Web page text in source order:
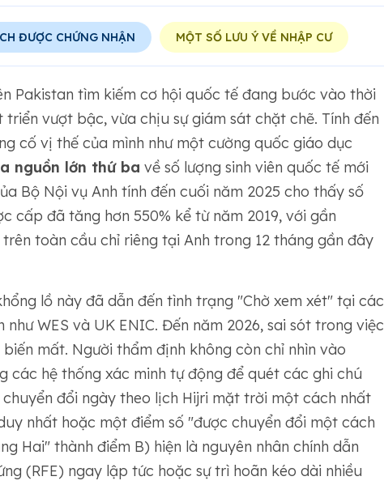
ĐƯỢC CHỨNG NHẬN MỘT SỐ LƯU Ý VỀ NHẬP CƯ
Pakistan tìm kiếm cơ hội quốc tế đang bước vào thời
vượt bậc, vừa chịu sự giám sát chặt chẽ. Tính đến
cố vị thế của mình như một cường quốc giáo dục
nguồn lớn thứ ba về số lượng sinh viên quốc tế mới
Bộ Nội vụ Anh tính đến cuối năm 2025 cho thấy số
cấp đã tăng hơn 550% kể từ năm 2019, với gần
toàn cầu chỉ riêng tại Anh trong 12 tháng gần đây
lồ này đã dẫn đến tình trạng "Chờ xem xét" tại các
WES và UK ENIC. Đến năm 2026, sai sót trong việc
mất. Người thẩm định không còn chỉ nhìn vào
các hệ thống xác minh tự động để quét các ghi chú
đổi ngày theo lịch Hijri mặt trời một cách nhất
nhất hoặc một điểm số "được chuyển đổi một cách
Hai" thành điểm B) hiện là nguyên nhân chính dẫn
(RFE) ngay lập tức hoặc sự trì hoãn kéo dài nhiều